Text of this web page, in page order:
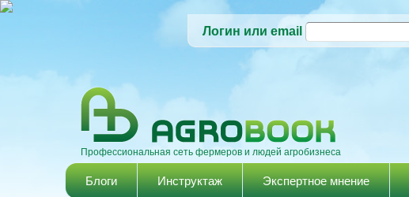
Логин или email
Профессиональная сеть фермеров и людей агробизнеса
Главное меню
Блоги Инструктаж Экспертное мнение